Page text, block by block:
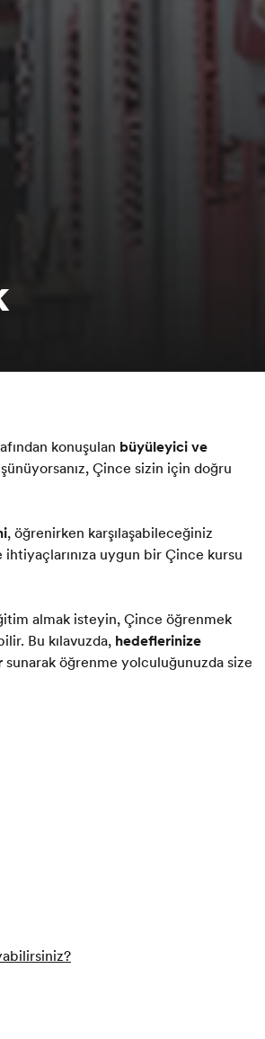
konuşulan büyüleyici ve
Çince sizin için doğru
, öğrenirken karşılaşabileceğiniz
uygun bir Çince kursu
almak isteyin, Çince öğrenmek
Bu kılavuzda, hedeflerinize
sunarak öğrenme yolculuğunuzda size